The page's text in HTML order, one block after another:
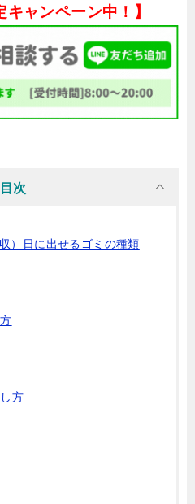
ャンペーン中！】
目次
）日に出せるゴミの種類
方